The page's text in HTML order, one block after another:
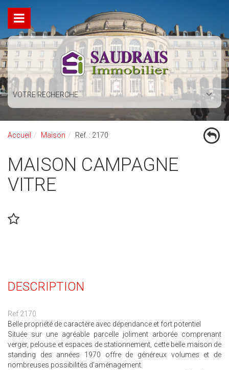
VOTRE RECHERCHE
Accueil Maison Ref. : 2170
MAISON CAMPAGNE
VITRE
DESCRIPTION
Ref 2170
Belle propriété de caractère avec dépendance et fort potentiel
Située sur une agréable parcelle joliment arborée comprenant
verger, pelouse et espaces de stationnement, cette belle maison de
standing des années 1970 offre de généreux volumes et de
nombreuses possibilités d'aménagement.